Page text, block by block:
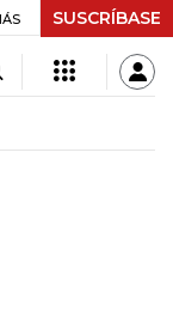
+$ 0,05 +0,01%
SUSCRÍBASE